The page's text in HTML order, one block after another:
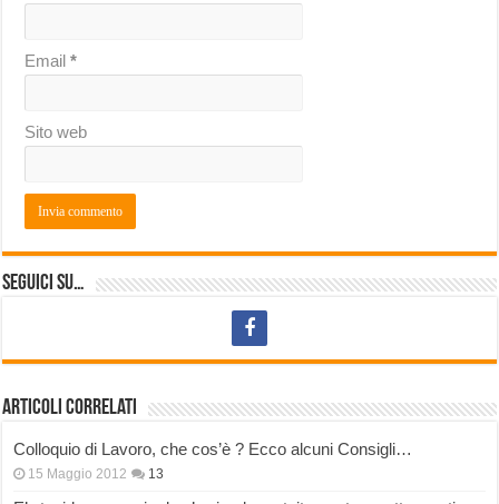
Email*
Sito web
Seguici su…
Articoli correlati
Colloquio di Lavoro, che cos’è ? Ecco alcuni Consigli…
15 Maggio 2012 13